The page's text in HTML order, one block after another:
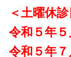
＜土曜休診
令和５年５
令和５年７